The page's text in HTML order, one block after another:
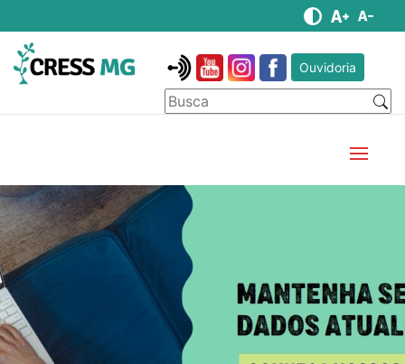
Ouvidoria